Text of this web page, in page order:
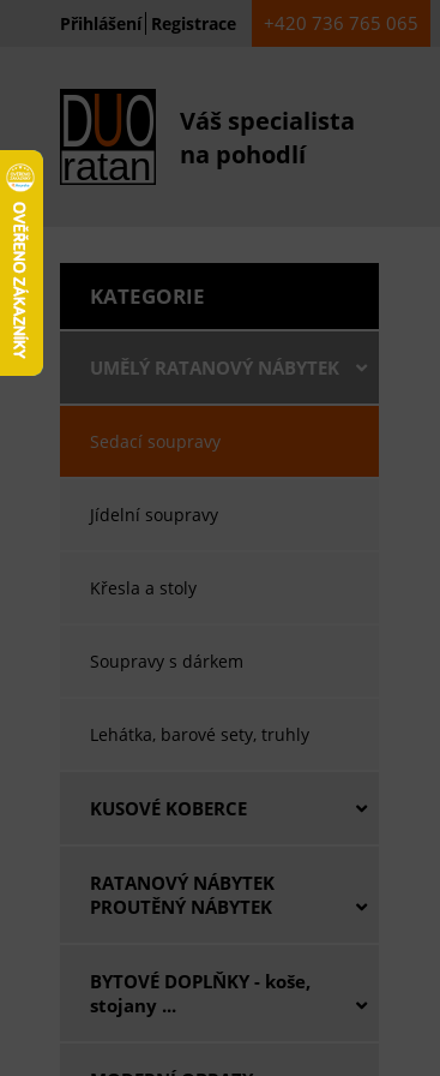
Přihlášení Registrace +420 736 765 065
Váš specialista
na pohodlí
KATEGORIE
UMĚLÝ RATANOVÝ NÁBYTEK
Sedací soupravy
Jídelní soupravy
Křesla a stoly
Soupravy s dárkem
Lehátka, barové sety, truhly
KUSOVÉ KOBERCE
RATANOVÝ NÁBYTEK
PROUTĚNÝ NÁBYTEK
BYTOVÉ DOPLŇKY - koše,
stojany ...